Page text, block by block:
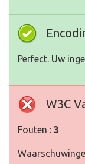
Perfect. Uw
W3C
Fouten : 3